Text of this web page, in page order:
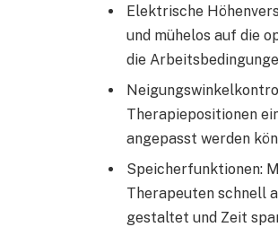
Elektrische
und mühelos auf die
die
Therapiepositionen
angepasst werden
Speicherfunktionen:
Therapeuten schnell
gestaltet und Zeit